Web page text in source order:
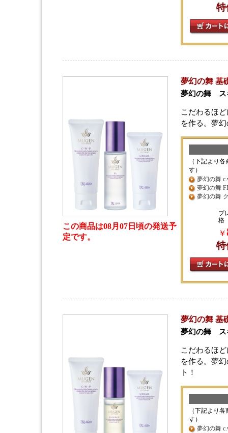
特
この商品は08月07日頃の発送予
定です。
夢幻の舞 基
夢幻の舞 ス
こだわるほ
を作る。夢
（下記より
す）
夢幻の舞
夢幻の舞
夢幻の舞
プ
格
￥
特
夢幻の舞 基
夢幻の舞 ス
こだわるほ
を作る。夢
ト！
（下記より
す）
夢幻の舞